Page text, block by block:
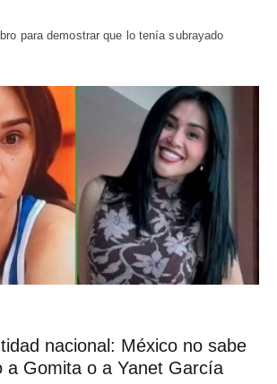
para demostrar que lo tenía subrayado
nacional: México no sabe
a Gomita o a Yanet García